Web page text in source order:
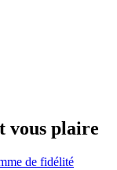
vous plaire